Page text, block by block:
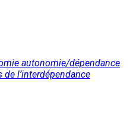
autonomie/dépendance
de l’interdépendance